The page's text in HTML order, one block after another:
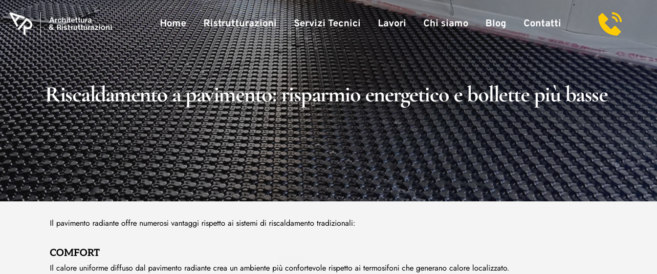
Home Ristrutturazioni Servizi Tecnici Lavori Chi siamo Blog Contatti
Riscaldamento a pavimento: risparmio energetico e bollette più basse
Il pavimento radiante offre numerosi vantaggi rispetto ai sistemi di riscaldamento tradizionali:
COMFORT
Il calore uniforme diffuso dal pavimento radiante crea un ambiente più confortevole rispetto ai termosifoni che generano calore localizzato.